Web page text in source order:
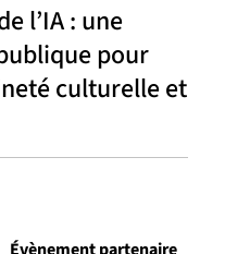
l’IA : une
pour
culturelle et